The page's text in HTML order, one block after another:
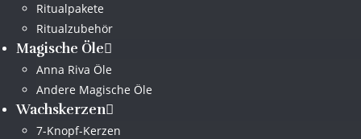
Ritualpakete
Ritualzubehör
Magische Öle
Anna Riva Öle
Andere Magische Öle
Wachskerzen
7-Knopf-Kerzen